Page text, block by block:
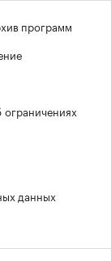
программ
данных